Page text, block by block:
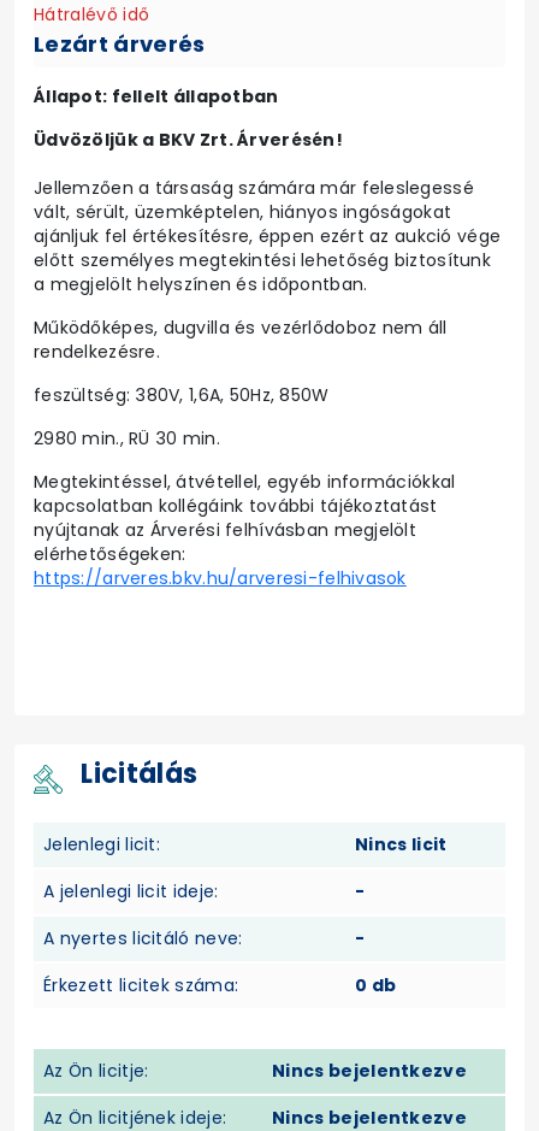
Hátralévő idő
Lezárt árverés
Állapot: fellelt állapotban
Üdvözöljük a BKV Zrt. Árverésén!
Jellemzően a társaság számára már feleslegessé
vált, sérült, üzemképtelen, hiányos ingóságokat
ajánljuk fel értékesítésre, éppen ezért az aukció vége
előtt személyes megtekintési lehetőség biztosítunk
a megjelölt helyszínen és időpontban.
Működőképes, dugvilla és vezérlődoboz nem áll
rendelkezésre.
feszültség: 380V, 1,6A, 50Hz, 850W
2980 min., RÜ 30 min.
Megtekintéssel, átvétellel, egyéb információkkal
kapcsolatban kollégáink további tájékoztatást
nyújtanak az Árverési felhívásban megjelölt
elérhetőségeken:
https://arveres.bkv.hu/arveresi-felhivasok
Licitálás
Jelenlegi licit:
Nincs licit
A jelenlegi licit ideje:
-
A nyertes licitáló neve:
-
Érkezett licitek száma:
0 db
Az Ön licitje:
Nincs bejelentkezve
Az Ön licitjének ideje:
Nincs bejelentkezve